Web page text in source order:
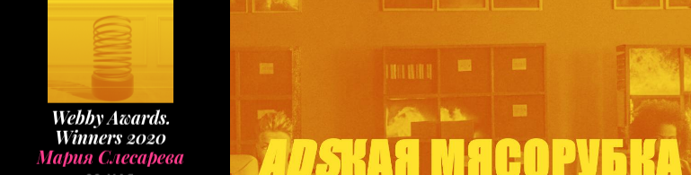
Webby Awards.
Winners 2020
Мария Слесарева
22 МАЯ